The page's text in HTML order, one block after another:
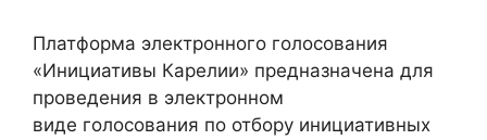
Платформа электронного голосования
«Инициативы Карелии» предназначена для
проведения в электронном
виде голосования по отбору инициативных